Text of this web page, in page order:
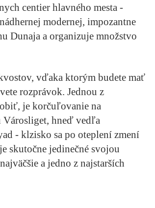
centier hlavného mesta -
modernej, impozantne
Dunaja a organizuje množstvo
vďaka ktorým budete mať
rozprávok. Jednou z
je korčuľovanie na
Városliget, hneď vedľa
- klzisko sa po oteplení zmení
skutočne jedinečné svojou
a jedno z najstarších